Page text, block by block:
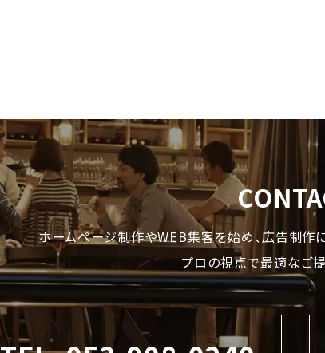
ホームページ制作やWEB集客を始め、広告制作
プロの視点で最適なご